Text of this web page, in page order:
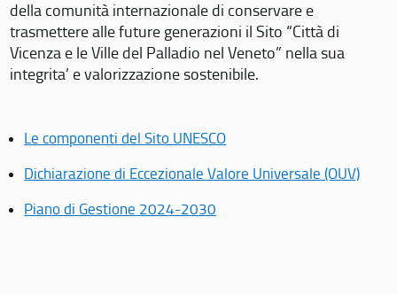
della comunità internazionale di conservare e
trasmettere alle future generazioni il Sito “Città di
Vicenza e le Ville del Palladio nel Veneto” nella sua
integrita’ e valorizzazione sostenibile.
Le componenti del Sito UNESCO
Dichiarazione di Eccezionale Valore Universale (OUV)
Piano di Gestione 2024-2030